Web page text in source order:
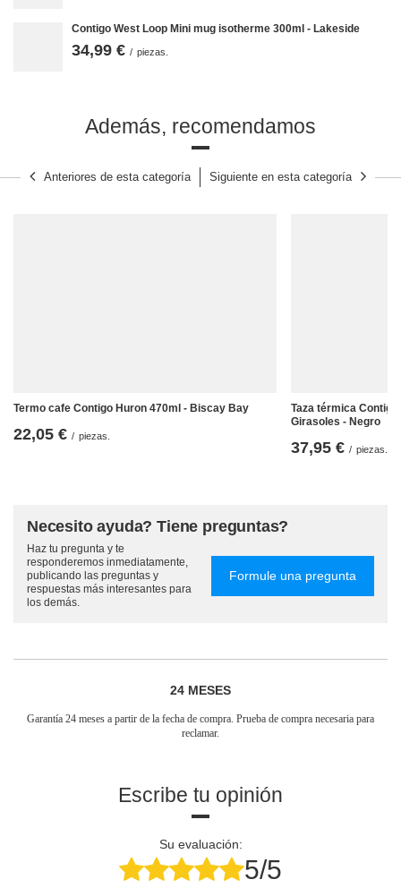
¿Quiere que su marca destaque entre la multitud? Elija los icónicos
productos Contigo impresos o grabados con el logotipo de su empresa.
Realizamos este tipo de diseños a partir de 24 piezas. Envíanos tu
Contigo West Loop Mini mug isotherme 300ml - Lakeside
34,99 € / piezas.
Además, recomendamos
Anteriores de esta categoría Siguiente en esta categoría
Termo cafe Contigo Huron 470ml - Biscay Bay
22,05 € / piezas.
Taza térmica
Girasoles - Negro
37,95 € / piezas.
Necesito ayuda? Tiene preguntas?
Haz tu pregunta y te
responderemos inmediatamente,
publicando las preguntas y
respuestas más interesantes para
los demás.
Formule una pregunta
24 MESES
Garantía 24 meses a partir de la fecha de compra. Prueba de compra necesaria para
reclamar.
Escribe tu opinión
Su evaluación:
5/5